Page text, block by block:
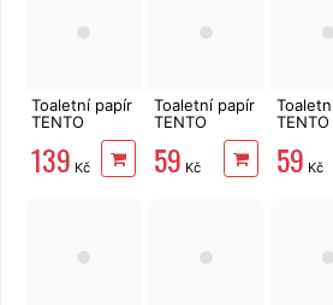
Toaletní papír
TENTO
Delicate
3vrstvý 24
139 Kč
Toaletní papír
TENTO
3vrstvý 8 rolí,
144 m
59 Kč
TENTO
Pink
8 rolí,
59 Kč